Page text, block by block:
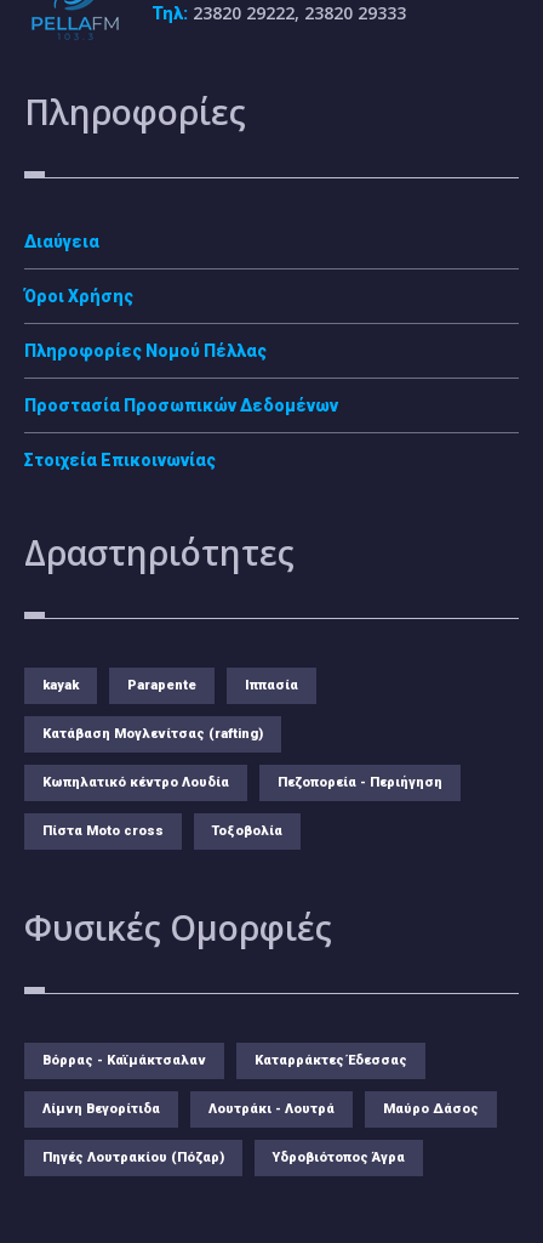
Τηλ: 23820 29222, 23820 29333
Πληροφορίες
Διαύγεια
Όροι Χρήσης
Πληροφορίες Νομού Πέλλας
Προστασία Προσωπικών Δεδομένων
Στοιχεία Επικοινωνίας
Δραστηριότητες
kayak Parapente Ιππασία
Κατάβαση Μογλενίτσας (rafting)
Κωπηλατικό κέντρο Λουδία Πεζοπορεία - Περιήγηση
Πίστα Moto cross Τοξοβολία
Φυσικές Ομορφιές
Βόρρας - Καϊμάκτσαλαν Καταρράκτες Έδεσσας
Λίμνη Βεγορίτιδα Λουτράκι - Λουτρά Μαύρο Δάσος
Πηγές Λουτρακίου (Πόζαρ) Υδροβιότοπος Άγρα